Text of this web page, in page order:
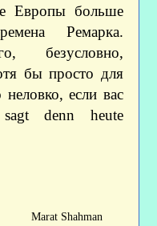
Европы больше
Ремарка.
безусловно,
бы просто для
если вас
denn heute
Marat Shahman